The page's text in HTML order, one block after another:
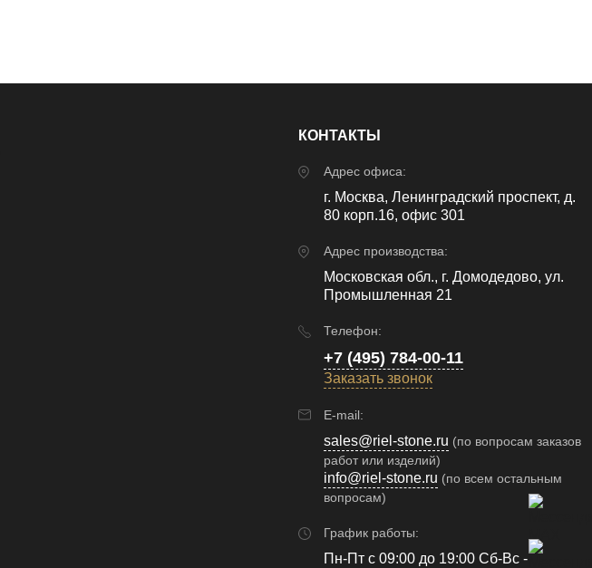
КОНТАКТЫ
Адрес офиса:
г. Москва, Ленинградский проспект, д.
80 корп.16, офис 301
Адрес производства:
Московская обл., г. Домодедово, ул.
Промышленная 21
Телефон:
+7 (495) 784-00-11
Заказать звонок
E-mail:
sales@riel-stone.ru (по вопросам заказов
работ или изделий)
info@riel-stone.ru (по всем остальным
вопросам)
График работы:
Пн-Пт с 09:00 до 19:00 Сб-Вс -